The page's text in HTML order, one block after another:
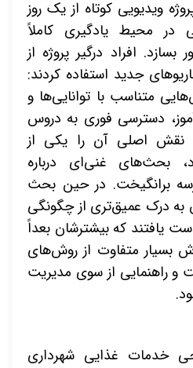
ویدیویی کوتاه از یک روز
در محیط یادگیری کاملاً
افراد درگیر پروژه از
جدید استفاده کردند:
متناسب با توانایی‌ها و
دسترسی فوری به دروس
نقش اصلی آن را یکی از
بحث‌های غنی‌ای درباره
برانگیخت. در حین بحث
به درک عمیق‌تری از چگونگی
یافتند که بیشترشان بعداً
بسیار متفاوت از روش‌های
و راهنمایی از سوی مدیریت
.
خدمات غذایی شهرداری